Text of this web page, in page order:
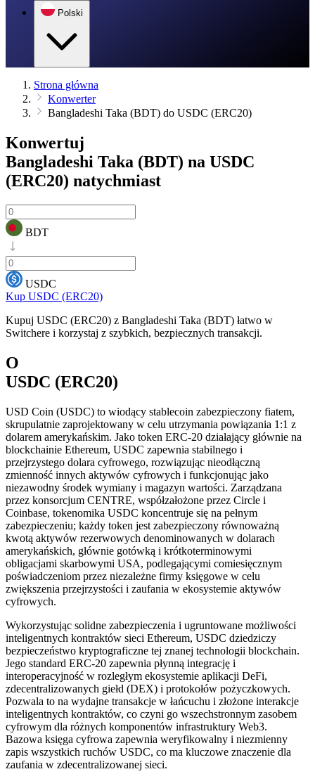
Polski
Strona główna
Konwerter
Bangladeshi Taka (BDT) do USDC (ERC20)
Konwertuj
Bangladeshi Taka (BDT) na USDC
(ERC20) natychmiast
BDT
USDC
Kup USDC (ERC20)
Kupuj USDC (ERC20) z Bangladeshi Taka (BDT) łatwo w
Switchere i korzystaj z szybkich, bezpiecznych transakcji.
O
USDC (ERC20)
USD Coin (USDC) to wiodący stablecoin zabezpieczony fiatem,
skrupulatnie zaprojektowany w celu utrzymania powiązania 1:1 z
dolarem amerykańskim. Jako token ERC-20 działający głównie na
blockchainie Ethereum, USDC zapewnia stabilnego i
przejrzystego dolara cyfrowego, rozwiązując nieodłączną
zmienność innych aktywów cyfrowych i funkcjonując jako
niezawodny środek wymiany i magazyn wartości. Zarządzana
przez konsorcjum CENTRE, współzałożone przez Circle i
Coinbase, tokenomika USDC koncentruje się na pełnym
zabezpieczeniu; każdy token jest zabezpieczony równoważną
kwotą aktywów rezerwowych denominowanych w dolarach
amerykańskich, głównie gotówką i krótkoterminowymi
obligacjami skarbowymi USA, podlegającymi comiesięcznym
poświadczeniom przez niezależne firmy księgowe w celu
zwiększenia przejrzystości i zaufania w ekosystemie aktywów
cyfrowych.
Wykorzystując solidne zabezpieczenia i ugruntowane możliwości
inteligentnych kontraktów sieci Ethereum, USDC dziedziczy
bezpieczeństwo kryptograficzne tej znanej technologii blockchain.
Jego standard ERC-20 zapewnia płynną integrację i
interoperacyjność w rozległym ekosystemie aplikacji DeFi,
zdecentralizowanych giełd (DEX) i protokołów pożyczkowych.
Pozwala to na wydajne transakcje w łańcuchu i złożone interakcje
inteligentnych kontraktów, co czyni go wszechstronnym zasobem
cyfrowym dla różnych komponentów infrastruktury Web3.
Bazowa księga cyfrowa zapewnia weryfikowalny i niezmienny
zapis wszystkich ruchów USDC, co ma kluczowe znaczenie dla
zaufania w zdecentralizowanej sieci.